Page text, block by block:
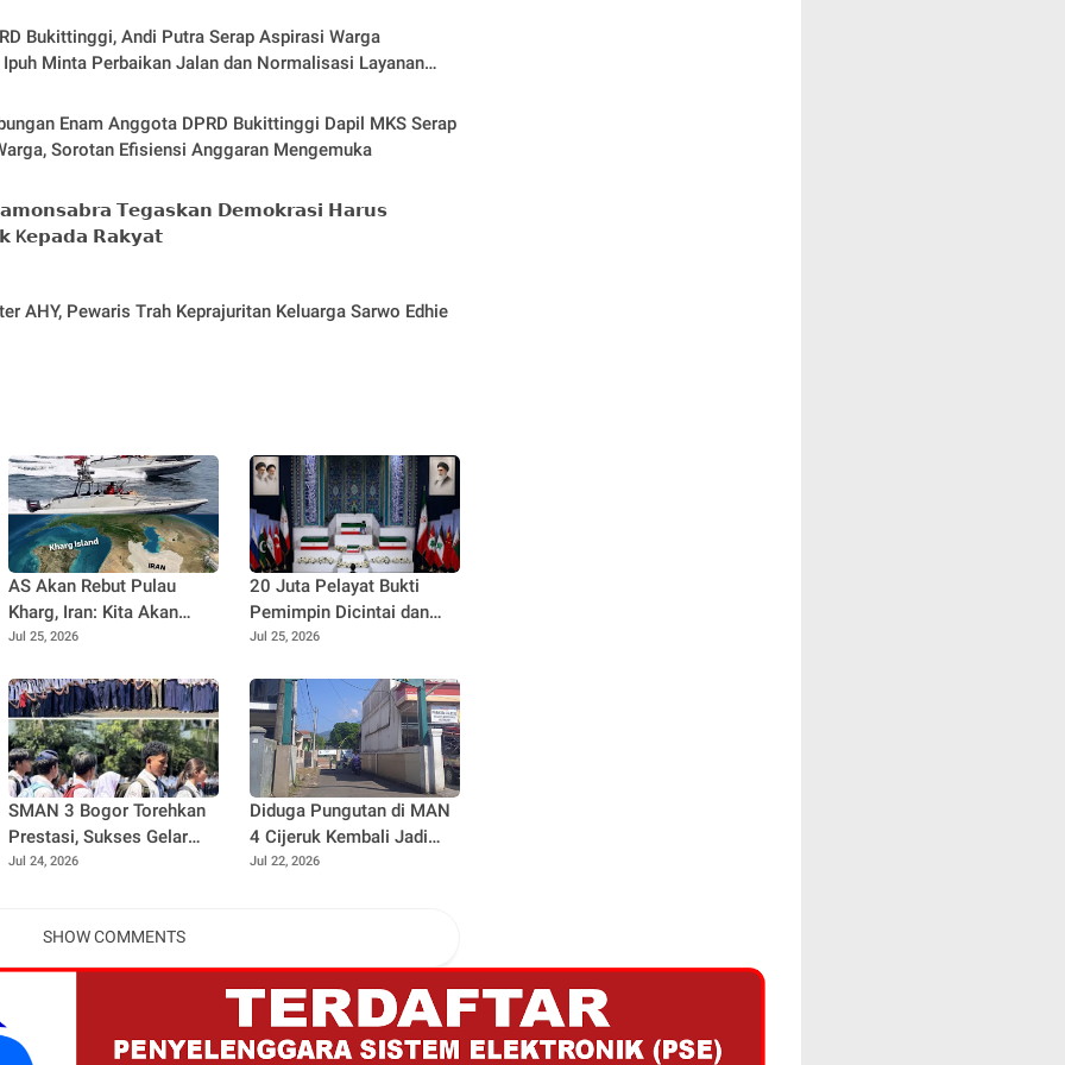
Bukittinggi, Andi Putra Serap Aspirasi Warga
Minta Perbaikan Jalan dan Normalisasi Layanan
Enam Anggota DPRD Bukittinggi Dapil MKS Serap
Sorotan Efisiensi Anggaran Mengemuka
𝗧𝗲𝗴𝗮𝘀𝗸𝗮𝗻 𝗗𝗲𝗺𝗼𝗸𝗿𝗮𝘀𝗶 𝗛𝗮𝗿𝘂𝘀
K𝗲𝗽𝗮𝗱𝗮 𝗥𝗮𝗸𝘆𝗮𝘁
AHY, Pewaris Trah Keprajuritan Keluarga Sarwo Edhie
AS Akan Rebut Pulau
Kharg, Iran: Kita Akan
Jul 25, 2026
20 Juta Pelayat Bukti
Pemimpin Dicintai dan
Selalu Didoakan
Jul 25, 2026
SMAN 3 Bogor Torehkan
Prestasi, Sukses Gelar
MPLS Berbasis Ekologi
Tingkat Provinsi
Jul 24, 2026
Diduga Pungutan di MAN
4 Cijeruk Kembali Jadi
Sorotan, Lima Calon
Jul 22, 2026
SHOW COMMENTS